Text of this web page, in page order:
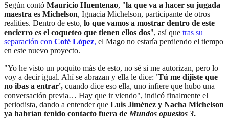
Según contó Mauricio Huentenao, "la que va a hacer su jugada
maestra es Michelson, Ignacia Michelson, participante de otros
realities. Dentro de esto, lo que vamos a mostrar dentro de este
encierro es el coqueteo que tienen ellos dos", así que tras su
separación con Coté López, el Mago no estaría perdiendo el tiempo
en este nuevo proyecto.
"Yo he visto un poquito más de esto, no sé si me autorizan, pero lo
voy a decir igual. Ahí se abrazan y ella le dice: 'Tú me dijiste que
no ibas a entrar', cuando dice eso ella, uno infiere que hubo una
conversación previa… Hay que ir viendo", indicó finalmente el
periodista, dando a entender que Luis Jiménez y Nacha Michelson
ya habrían tenido contacto fuera de Mundos opuestos 3.